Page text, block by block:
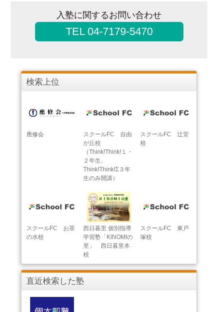
入塾に関するお問い合わせ
TEL 04-7179-5470
検索上位
應修会
スクールFC 自由
が丘校
（Think!Think!１・
２年生、
Think!Think!Σ３年
生のみ開講）
スクールFC 辻堂
校
スクールFC お茶
の水校
西日暮里 個別指導
学習塾「KINOMIの
里」 西日暮里本
校
スクールFC 東戸
塚校
直近検索した塾